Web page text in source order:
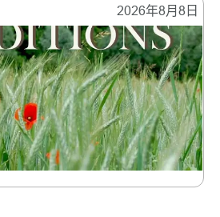
2026年8月8日